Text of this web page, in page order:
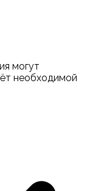
могут
необходимой